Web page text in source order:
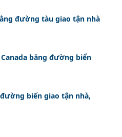
đường tàu giao tận nhà
bằng đường biển
biển giao tận nhà,